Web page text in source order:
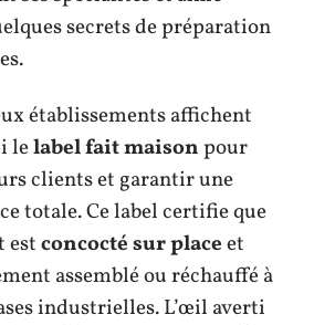
secrets de préparation
établissements affichent
lelabel fait maisonpour
clients et garantir une
totale. Ce label certifie que
estconcocté sur placeet
assemblé ou réchauffé à
industrielles. L’œil averti